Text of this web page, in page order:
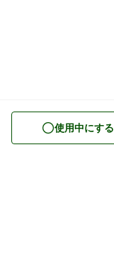
皮膚薬 使用中にする